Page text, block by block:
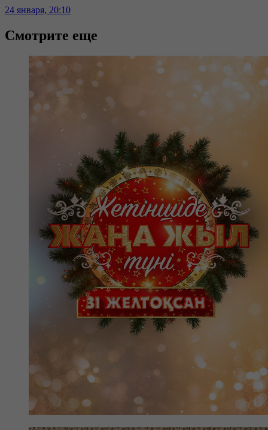
24 января, 20:10
Смотрите еще